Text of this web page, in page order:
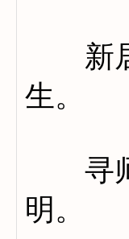
新居
生。
寻师
明。